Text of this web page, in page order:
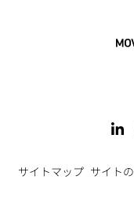
Footer
サイトマップ サイト